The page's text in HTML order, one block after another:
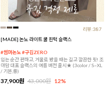
리뷰:387
[MADE] 논노 라이트 쿨 핀턱 슬랙스
#썸머논노 #구김ZERO
입는 순간 편하고, 거울로 봤을 때는 길고 깔끔한 핏! 조
아맘 대표 슬랙스의 여름 버전 출시★ (3color / S~XL
/ 기본,롱)
37,900원 43,000원 12%